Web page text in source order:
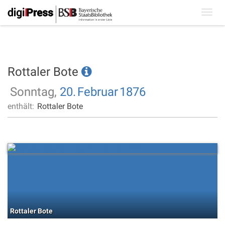
Rottaler Bote
Sonntag, 20. Februar1876
enthält: Rottaler Bote
Rottaler Bote